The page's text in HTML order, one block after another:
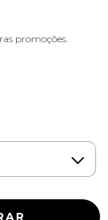
promoções.